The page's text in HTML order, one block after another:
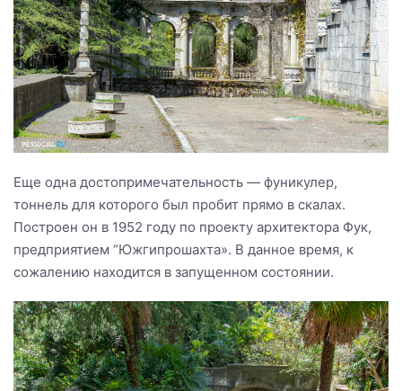
Еще одна достопримечательность — фуникулер,
тоннель для которого был пробит прямо в скалах.
Построен он в 1952 году по проекту архитектора Фук,
предприятием “Южгипрошахта». В данное время, к
сожалению находится в запущенном состоянии.